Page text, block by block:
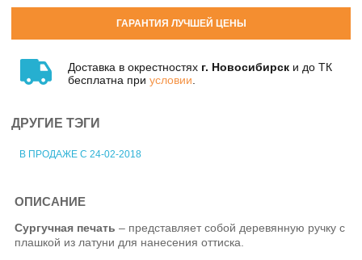
ГАРАНТИЯ ЛУЧШЕЙ ЦЕНЫ
Доставка в окрестностях г. Новосибирск и до ТК
бесплатна при условии
ДРУГИЕ ТЭГИ
В ПРОДАЖЕ С 24-02-2018
ОПИСАНИЕ
Сургучная печать – представляет собой деревянную ручку с
плашкой из латуни для нанесения оттиска.